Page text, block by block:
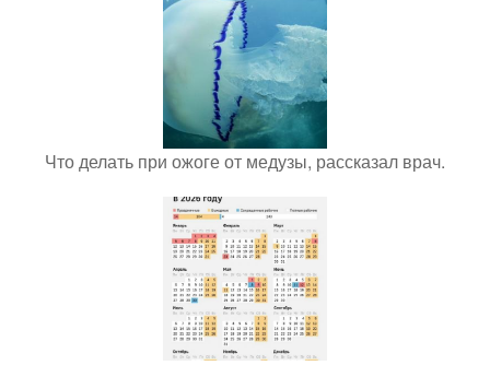
Что делать при ожоге от медузы, рассказал врач.